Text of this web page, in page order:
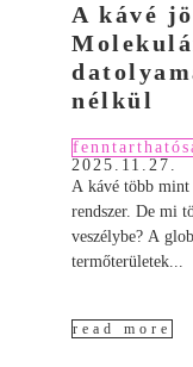
A kávé
nélkül
2025.11.27.
A kávé több
rendszer. De mi
veszélybe? A
termőterületek...
read more